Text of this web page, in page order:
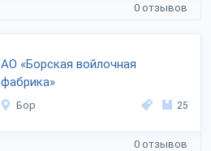
0 отзывов
АО «Борская войлочная
фабрика»
Бор 25
0 отзывов